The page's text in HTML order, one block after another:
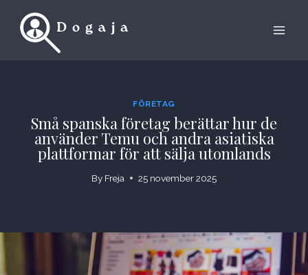
FÖRETAG
Små spanska företag berättar hur de
använder Temu och andra asiatiska
plattformar för att sälja utomlands
By Freja 25 november 2025